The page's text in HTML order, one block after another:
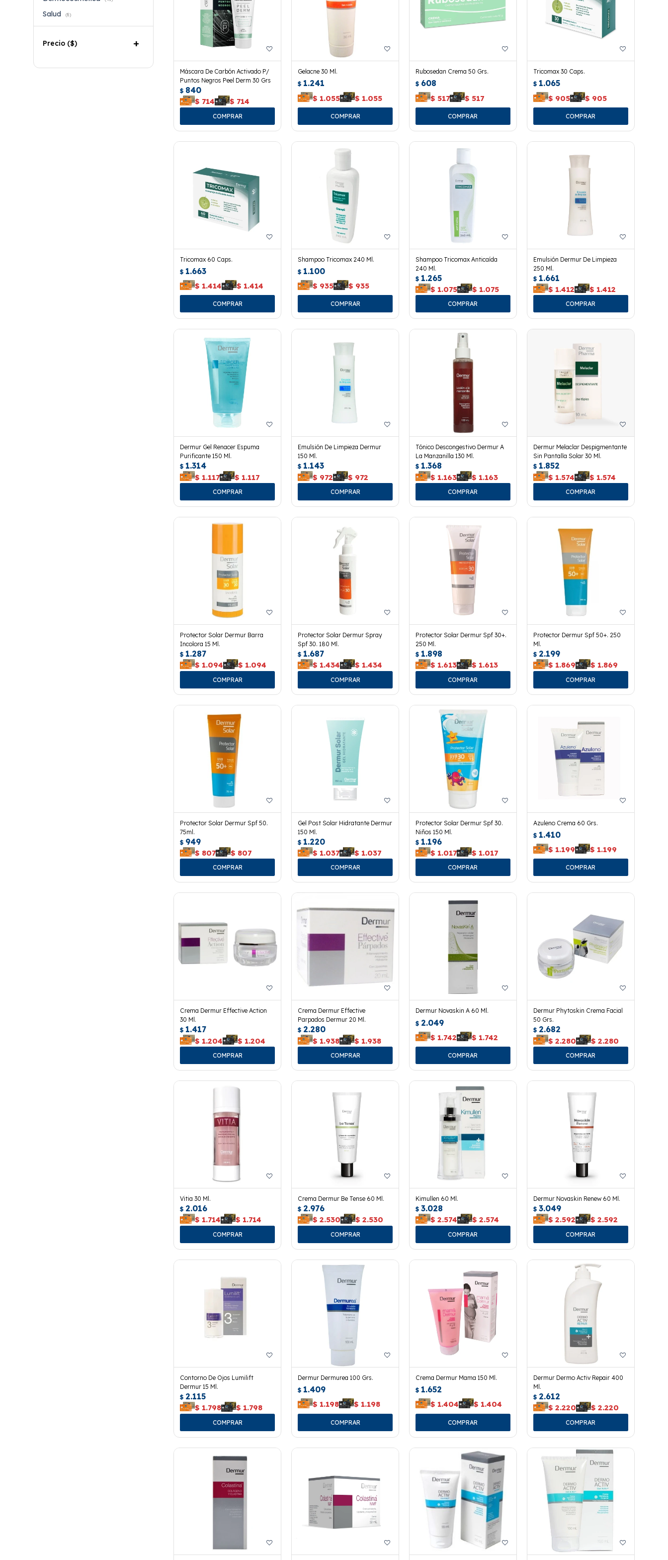
Máscara De Carbón Activado P/
Puntos Negros Peel Derm 30 Grs
$ 840
$ 714 $ 714
Gelacne 30 Ml.
$ 1.241
$ 1.055 $ 1.055
Rubosedan Crema 50 Grs.
$ 608
$ 517 $ 517
Tricomax 30 Caps.
$ 1.065
$ 905 $ 905
Tricomax 60 Caps.
$ 1.663
$ 1.414 $ 1.414
Shampoo Tricomax 240 Ml.
$ 1.100
$ 935 $ 935
Shampoo Tricomax Anticaída
240 Ml.
$ 1.265
$ 1.075 $ 1.075
Emulsión Dermur De Limpieza
250 Ml.
$ 1.661
$ 1.412 $ 1.412
Dermur Gel Renacer Espuma
Purificante 150 Ml.
$ 1.314
$ 1.117 $ 1.117
Emulsión De Limpieza Dermur
150 Ml.
$ 1.143
$ 972 $ 972
Tónico Descongestivo Dermur A
La Manzanilla 130 Ml.
$ 1.368
$ 1.163 $ 1.163
Dermur Melaclar Despigmentante
Sin Pantalla Solar 30 Ml.
$ 1.852
$ 1.574 $ 1.574
Protector Solar Dermur Barra
Incolora 15 Ml.
$ 1.287
$ 1.094 $ 1.094
Protector Solar Dermur Spray
Spf 30. 180 Ml.
$ 1.687
$ 1.434 $ 1.434
Protector Solar Dermur Spf 30+.
250 Ml.
$ 1.898
$ 1.613 $ 1.613
Protector Dermur Spf 50+. 250
Ml.
$ 2.199
$ 1.869 $ 1.869
Protector Solar Dermur Spf 50.
75ml.
$ 949
$ 807 $ 807
Gel Post Solar Hidratante Dermur
150 Ml.
$ 1.220
$ 1.037 $ 1.037
Protector Solar Dermur Spf 30.
Niños 150 Ml.
$ 1.196
$ 1.017 $ 1.017
Azuleno Crema 60 Grs.
$ 1.410
$ 1.199 $ 1.199
Crema Dermur Effective Action
30 Ml.
$ 1.417
$ 1.204 $ 1.204
Crema Dermur Effective
Parpados Dermur 20 Ml.
$ 2.280
$ 1.938 $ 1.938
Dermur Novaskin A 60 Ml.
$ 2.049
$ 1.742 $ 1.742
Dermur Phytoskin Crema Facial
50 Grs.
$ 2.682
$ 2.280 $ 2.280
Vitia 30 Ml.
$ 2.016
$ 1.714 $ 1.714
Crema Dermur Be Tense 60 Ml.
$ 2.976
$ 2.530 $ 2.530
Kimullen 60 Ml.
$ 3.028
$ 2.574 $ 2.574
Dermur Novaskin Renew 60 Ml.
$ 3.049
$ 2.592 $ 2.592
Contorno De Ojos Lumilift
Dermur 15 Ml.
$ 2.115
$ 1.798 $ 1.798
Dermur Dermurea 100 Grs.
$ 1.409
$ 1.198 $ 1.198
Crema Dermur Mama 150 Ml.
$ 1.652
$ 1.404 $ 1.404
Dermur Dermo Activ Repair 400
Ml.
$ 2.612
$ 2.220 $ 2.220
Salud (8)
Precio ($)